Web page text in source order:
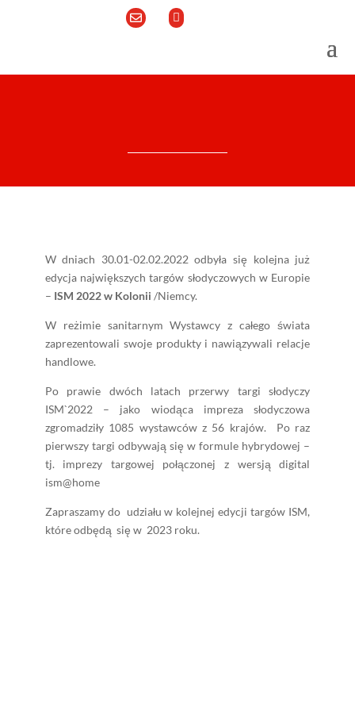
 
W dniach 30.01-02.02.2022 odbyła się kolejna już
edycja największych targów słodyczowych w Europie
– ISM 2022 w Kolonii /Niemcy.
W reżimie sanitarnym Wystawcy z całego świata
zaprezentowali swoje produkty i nawiązywali relacje
handlowe.
Po prawie dwóch latach przerwy targi słodyczy
ISM`2022 – jako wiodąca impreza słodyczowa
zgromadziły 1085 wystawców z 56 krajów. Po raz
pierwszy targi odbywają się w formule hybrydowej –
tj. imprezy targowej połączonej z wersją digital
ism@home
Zapraszamy do udziału w kolejnej edycji targów ISM,
które odbędą się w 2023 roku.